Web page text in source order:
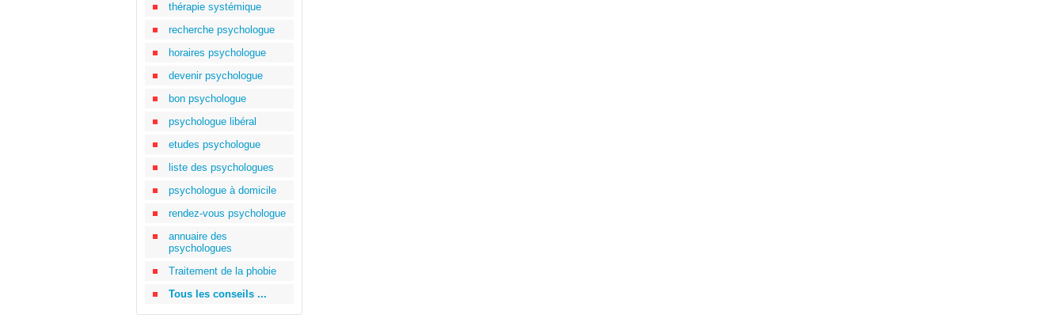
thérapie systémique
recherche psychologue
horaires psychologue
devenir psychologue
bon psychologue
psychologue libéral
etudes psychologue
liste des psychologues
psychologue à domicile
rendez-vous psychologue
annuaire des
psychologues
Traitement de la phobie
Tous les conseils ...